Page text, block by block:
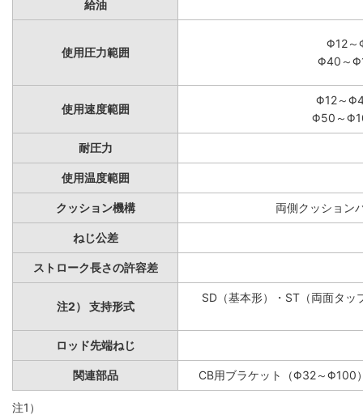
給油
使用圧力範囲
Φ12～
Φ40～
使用速度範囲
Φ12～
Φ50～
耐圧力
使用温度範囲
クッション機構 両側クッション
ねじ公差
ストローク長さの許容差
注2） 支持形式
SD（基本形）・ST（両面タッ
ロッド先端ねじ
関連部品 CB用ブラケット（Φ32～Φ100
注1）